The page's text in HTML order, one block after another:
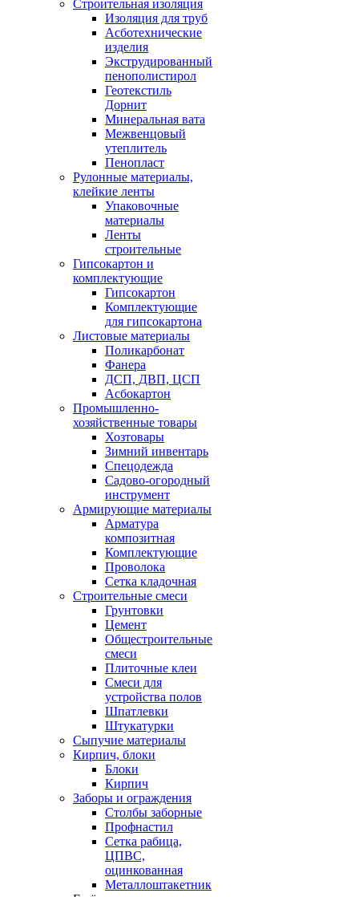
Строительная изоляция
Изоляция для труб
Асботехнические
изделия
Экструдированный
пенополистирол
Геотекстиль
Дорнит
Минеральная вата
Межвенцовый
утеплитель
Пенопласт
Рулонные материалы,
клейкие ленты
Упаковочные
материалы
Ленты
строительные
Гипсокартон и
комплектующие
Гипсокартон
Комплектующие
для гипсокартона
Листовые материалы
Поликарбонат
Фанера
ДСП, ДВП, ЦСП
Асбокартон
Промышленно-
хозяйственные товары
Хозтовары
Зимний инвентарь
Спецодежда
Садово-огородный
инструмент
Армирующие материалы
Арматура
композитная
Комплектующие
Проволока
Сетка кладочная
Строительные смеси
Грунтовки
Цемент
Общестроительные
смеси
Плиточные клеи
Смеси для
устройства полов
Шпатлевки
Штукатурки
Сыпучие материалы
Кирпич, блоки
Блоки
Кирпич
Заборы и ограждения
Столбы заборные
Профнастил
Сетка рабица,
ЦПВС,
оцинкованная
Металлоштакетник